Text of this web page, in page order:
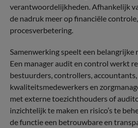
verantwoordelijkheden. Afhankelijk
de nadruk meer op financiële
procesverbetering.
Samenwerking speelt een belangrijke
Een manager audit en control werkt
bestuurders, controllers, accountants,
kwaliteitsmedewerkers en
met externe toezichthouders of
inzichtelijk te maken en risico’s te
de functie een betrouwbare en